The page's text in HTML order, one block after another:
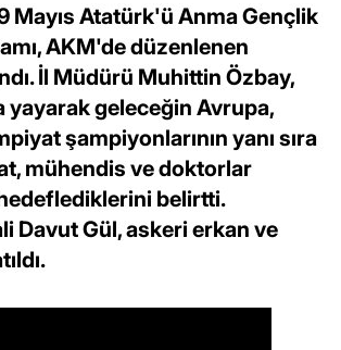
Mayıs Atatürk'ü Anma Gençlik
AKM'de düzenlenen
İl Müdürü Muhittin Özbay,
yayarak geleceğin Avrupa,
şampiyonlarının yanı sıra
mühendis ve doktorlar
belirtti.
Davut Gül, askeri erkan ve